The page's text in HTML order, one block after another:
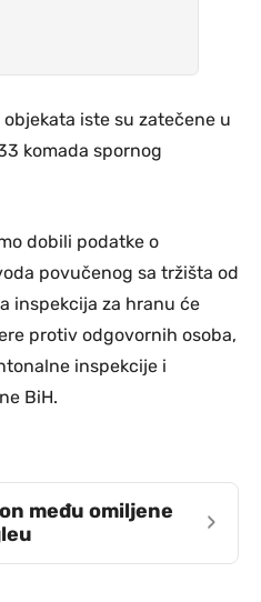
iste su zatečene u
komada spornog
dobili podatke o
povučenog sa tržišta od
inspekcija za hranu će
protiv odgovornih osoba,
inspekcije i
BiH.
među omiljene
›